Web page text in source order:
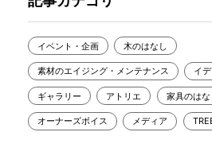
イベント・企画 木のはなし
素材のエイジング・メンテナンス イ
ギャラリー アトリエ 家具のはな
オーナーズボイス メディア